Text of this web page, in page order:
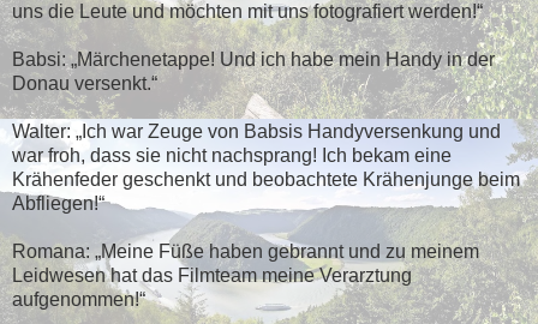
uns die Leute und möchten mit uns fotografiert werden!“
Babsi: „Märchenetappe! Und ich habe mein Handy in der
Donau versenkt.“
Walter: „Ich war Zeuge von Babsis Handyversenkung und
war froh, dass sie nicht nachsprang! Ich bekam eine
Krähenfeder geschenkt und beobachtete Krähenjunge beim
Abfliegen!“
Romana: „Meine Füße haben gebrannt und zu meinem
Leidwesen hat das Filmteam meine Verarztung
aufgenommen!“